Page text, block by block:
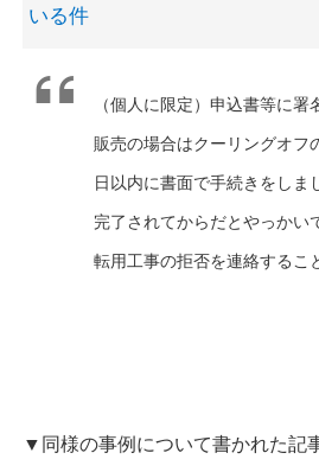
いる件
（個人に限定）申込書等に
販売の場合はクーリングオフ
日以内に書面で手続きをしま
完了されてからだとやっかい
転用工事の拒否を連絡するこ
▼同様の事例について書かれた記